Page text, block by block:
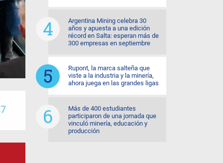
Argentina Mining celebra 30
años y apuesta a una edición
récord en Salta: esperan más de
300 empresas en septiembre
Rupont, la marca salteña que
viste a la industria y la minería,
ahora juega en las grandes ligas
Más de 400 estudiantes
participaron de una jornada que
vinculó minería, educación y
producción